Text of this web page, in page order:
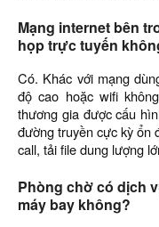
Mạng internet bên
họp trực tuyến
Có. Khác với mạng
độ cao hoặc wifi
thương gia được cấu
đường truyền cực kỳ ổn
call, tải file dung lượng
Phòng chờ có dịch
máy bay không?